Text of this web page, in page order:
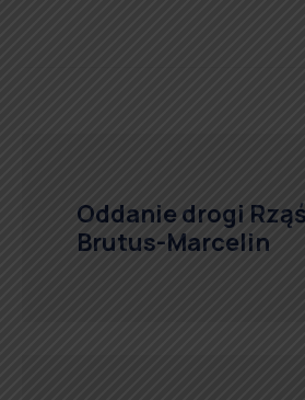
Oddanie drogi
Brutus-Marcelin